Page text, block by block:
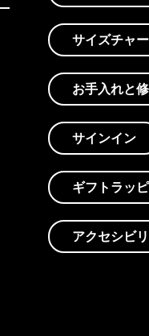
サイズチャ
お手入れと
サインイン
ギフトラッ
アクセシビ